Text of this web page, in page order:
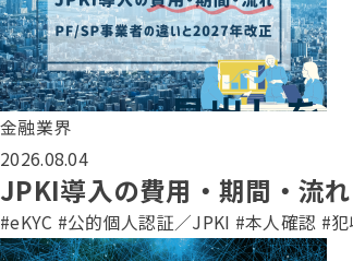
金融業界
2026.08.04
JPKI導入の費用・期間・流
#eKYC #公的個人認証／JPKI #本人確認 #